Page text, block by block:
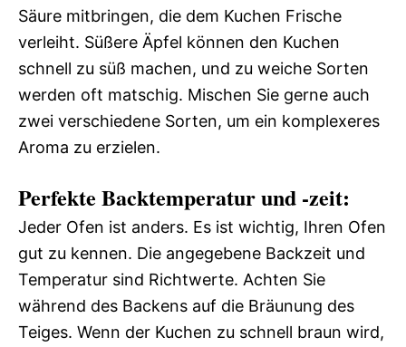
Säure mitbringen, die dem Kuchen Frische
verleiht. Süßere Äpfel können den Kuchen
schnell zu süß machen, und zu weiche Sorten
werden oft matschig. Mischen Sie gerne auch
zwei verschiedene Sorten, um ein komplexeres
Aroma zu erzielen.
Perfekte Backtemperatur und -zeit:
Jeder Ofen ist anders. Es ist wichtig, Ihren Ofen
gut zu kennen. Die angegebene Backzeit und
Temperatur sind Richtwerte. Achten Sie
während des Backens auf die Bräunung des
Teiges. Wenn der Kuchen zu schnell braun wird,